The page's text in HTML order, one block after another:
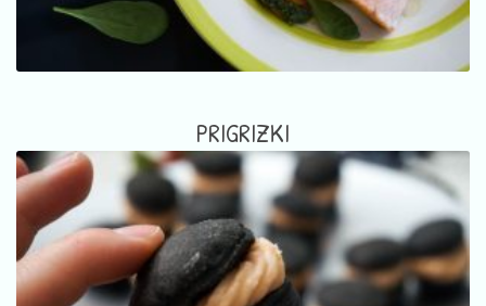
PRIGRIZKI